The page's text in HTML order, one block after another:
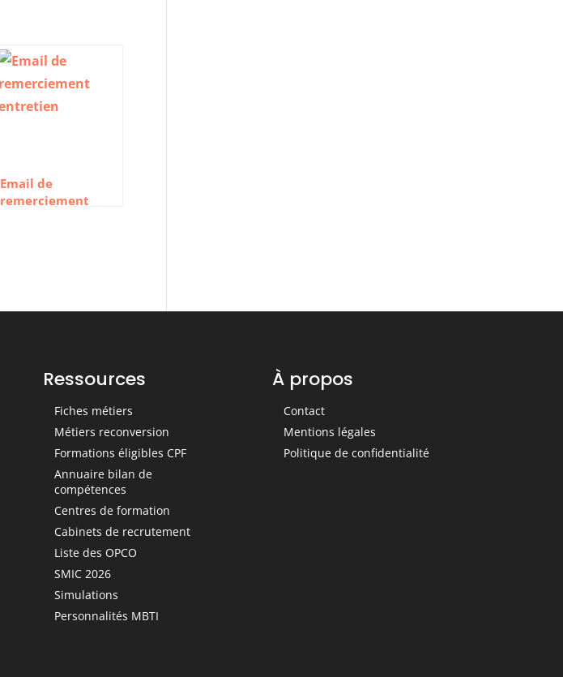
Email de
remerciement
Ressources
Fiches métiers
Métiers reconversion
Formations éligibles CPF
Annuaire bilan de
compétences
Centres de formation
Cabinets de recrutement
Liste des OPCO
SMIC 2026
Simulations
Personnalités MBTI
À propos
Contact
Mentions légales
Politique de confidentialité